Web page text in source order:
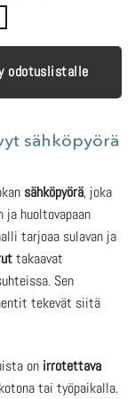
odotuslistalle
sähköpyörä
sähköpyörä, joka
ja huoltovapaan
tarjoaa sulavan ja
takaavat
Sen
tekevät siitä
on irrotettava
tai työpaikalla.